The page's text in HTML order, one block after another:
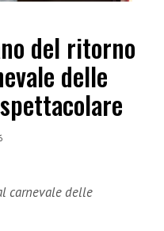
del ritorno
delle
carnevale delle